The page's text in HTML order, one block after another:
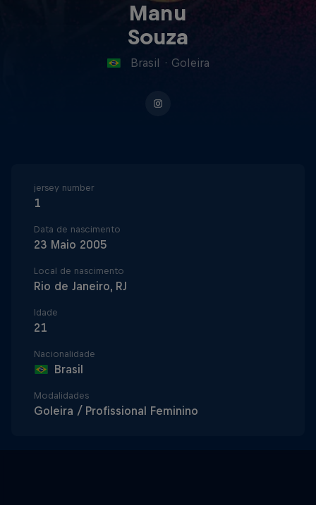
Manu
Souza
Brasil · Goleira
jersey number
1
Data de nascimento
23 Maio 2005
Local de nascimento
Rio de Janeiro, RJ
Idade
21
Nacionalidade
Brasil
Modalidades
Goleira / Profissional Feminino